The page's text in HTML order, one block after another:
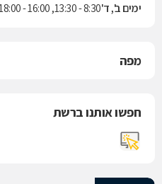
ימים ב', ד'8:30 - 13:30, 16:00 - 18:00
מפה
חפשו אותנו ברשת